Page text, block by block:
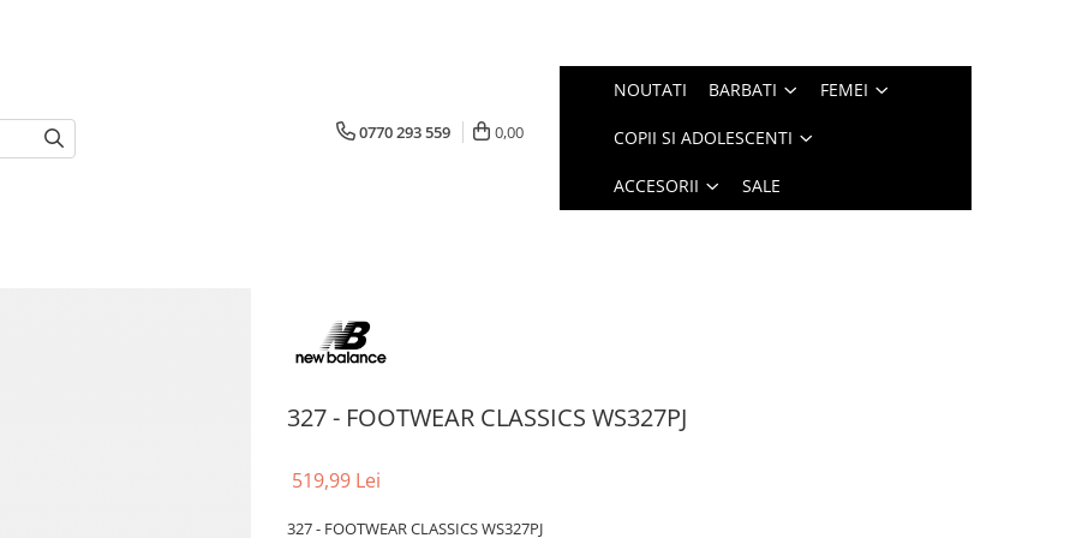
0770 293 559 0,00
NOUTATI BARBATI FEMEI
COPII SI ADOLESCENTI
ACCESORII SALE
327 - FOOTWEAR CLASSICS WS327PJ
519,99 Lei
327 - FOOTWEAR CLASSICS WS327PJ